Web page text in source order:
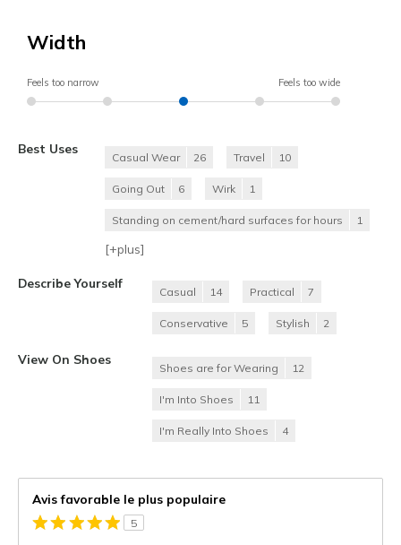
Width
Feels too narrow Feels too wide
Best Uses
Casual Wear 26 Travel 10
Going Out 6 Wirk 1
Standing on cement/hard surfaces for hours 1
[+plus]
Describe Yourself
Casual 14 Practical 7
Conservative 5 Stylish 2
View On Shoes
Shoes are for Wearing 12
I'm Into Shoes 11
I'm Really Into Shoes 4
Avis favorable le plus populaire
5